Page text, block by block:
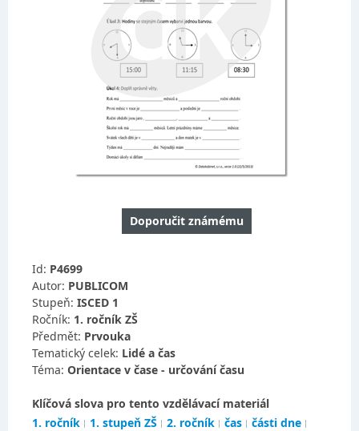
Doporučit známému
Id: P4699
Autor: PUBLICOM
Stupeň: ISCED 1
Ročník: 1. ročník ZŠ
Předmět: Prvouka
Tematický celek: Lidé a čas
Téma: Orientace v čase - určování času
Klíčová slova pro tento vzdělávací materiál
1. ročník
1. stupeň ZŠ 2. ročník čas
části dne